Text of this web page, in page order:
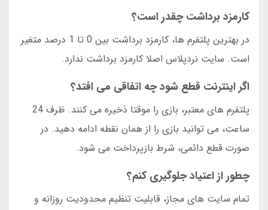
کارمزد برداشت چقدر است؟
در بهترین پلتفرم ها، کارمزد برداشت بین 0 تا 1 درصد متغیر
است. سایت نردپلاس اصلا کارمزد برداشت ندارد.
اگر اینترنت قطع شود چه اتفاقی می افتد؟
پلتفرم های معتبر، بازی را موقتا ذخیره می کنند. ظرف 24
ساعت، می توانید بازی را از همان نقطه ادامه دهید. در
صورت قطع دائمی، شرط بازپرداخت می شود.
چطور از اعتیاد جلوگیری کنم؟
تمام سایت های مجاز، قابلیت تنظیم محدودیت روزانه و